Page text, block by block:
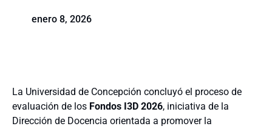
enero 8, 2026
La Universidad de Concepción concluyó el proceso de
evaluación de los Fondos I3D 2026, iniciativa de la
Dirección de Docencia orientada a promover la